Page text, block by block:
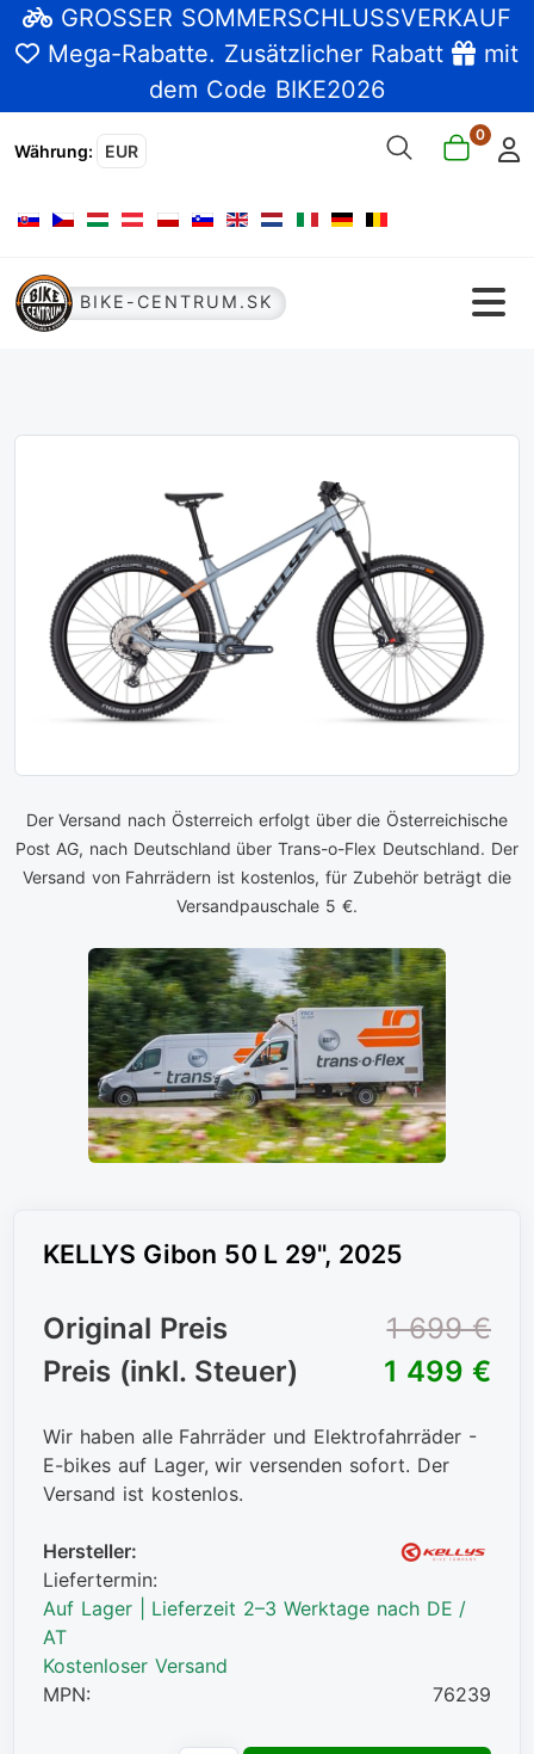
GROSSER SOMMERSCHLUSSVERKAUF
Mega-Rabatte. Zusätzlicher Rabatt
mit
dem Code BIKE2026
Währung: EUR
0
Sprache auswählen
BIKE-CENTRUM.SK
Der Versand nach Österreich erfolgt über die Österreichische
Post AG, nach Deutschland über Trans-o-Flex Deutschland. Der
Versand von Fahrrädern ist kostenlos, für Zubehör beträgt die
Versandpauschale 5 €.
KELLYS Gibon 50 L 29", 2025
Original Preis
1 699 €
Preis (inkl. Steuer)
1 499 €
Wir haben alle Fahrräder und Elektrofahrräder -
E-bikes auf Lager, wir versenden sofort. Der
Versand ist kostenlos.
Hersteller:
Liefertermin:
Auf Lager | Lieferzeit 2–3 Werktage nach DE /
AT
Kostenloser Versand
MPN:
76239